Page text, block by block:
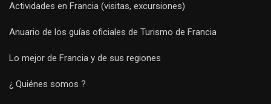
Actividades en Francia (visitas, excursiones)
Anuario de los guías oficiales de Turismo de Francia
Lo mejor de Francia y de sus regiones
¿ Quiénes somos ?